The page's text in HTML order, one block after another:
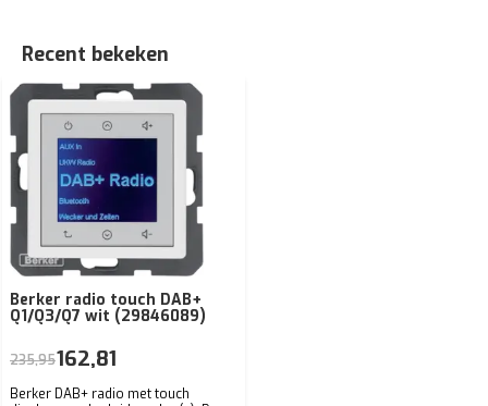
Recent bekeken
Berker radio touch DAB+
Q1/Q3/Q7 wit (29846089)
Berker DAB+ radio met touch
235,95162,81